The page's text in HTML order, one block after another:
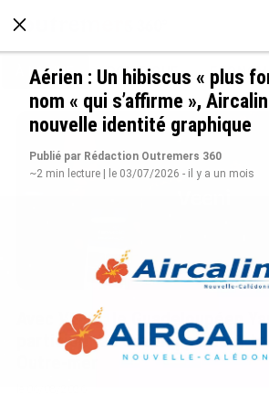
À LA UNE POLITIQUE
Avec VEENI, le Guadeloupéen
participer au développement
Outre-mer
Aérien : Un hibiscus « plus
nom « qui s’affirme »,
nouvelle identité graphique
Publié par Rédaction Outremers 360
~2 min lecture | le 03/07/2026 - il y a un mois